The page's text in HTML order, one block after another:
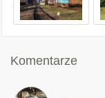
Komentarze